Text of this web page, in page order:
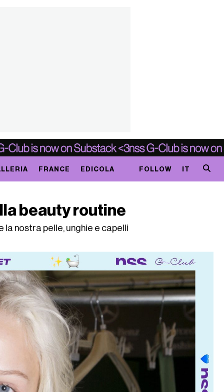
FRANCE EDICOLA FOLLOW IT
beauty routine
nostra pelle, unghie e capelli